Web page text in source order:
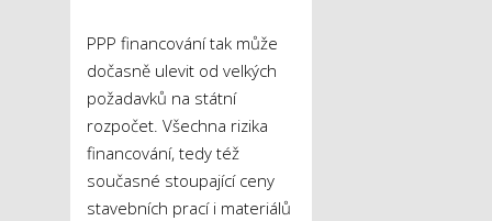
PPP financování tak může
dočasně ulevit od velkých
požadavků na státní
rozpočet. Všechna rizika
financování, tedy též
současné stoupající ceny
stavebních prací i materiálů